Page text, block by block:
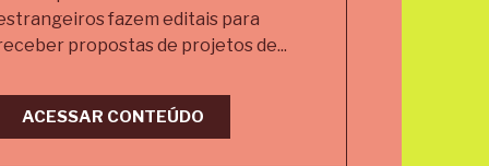
fazem editais para
propostas de projetos de...
ACESSAR CONTEÚDO